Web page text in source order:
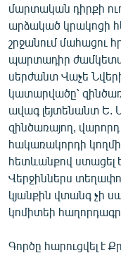
Հայերեն
English
Русский
ՀԵՏԵՎԵՔ ՄԵԶ
«Ազատության»
մարտական դիրքի
արձակած կրակոցի
շրջանում մահացու
պարտադիր
սերժանտ Վաչե
կատարվածը՝
ավագ լեյտենանտ Ե.
զինծառայող,
հակառակորդի
հետևանքով ստացել
Վերջիններս
կյանքին վտանգ չի
կոմիտեի
Գործը հարուցվել է